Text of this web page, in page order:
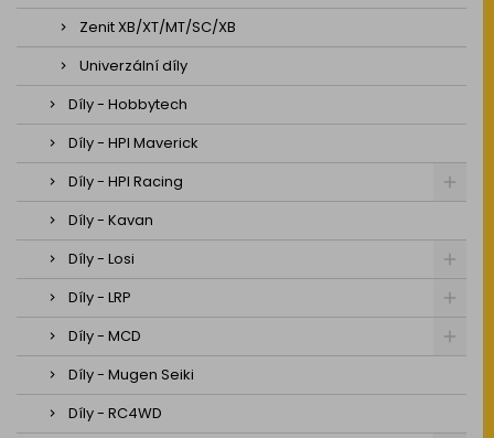
Zenit XB/XT/MT/SC/XB
Univerzální díly
Díly - Hobbytech
Díly - HPI Maverick
Díly - HPI Racing
Díly - Kavan
Díly - Losi
Díly - LRP
Díly - MCD
Díly - Mugen Seiki
Díly - RC4WD